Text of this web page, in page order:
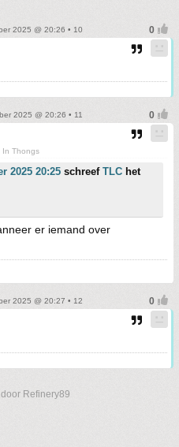
2025 @ 20:26 • 10
2025 @ 20:26 • 11
In Thongs
2025 20:25 schreef TLC het
er iemand over
2025 @ 20:27 • 12
Refinery89